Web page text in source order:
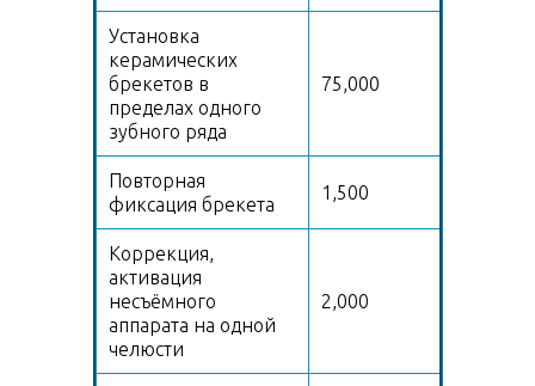
Установка
керамических
брекетов в
пределах одного
зубного ряда
75,000
Повторная
фиксация брекета
1,500
Коррекция,
активация
несъёмного
аппарата на одной
челюсти
2,000